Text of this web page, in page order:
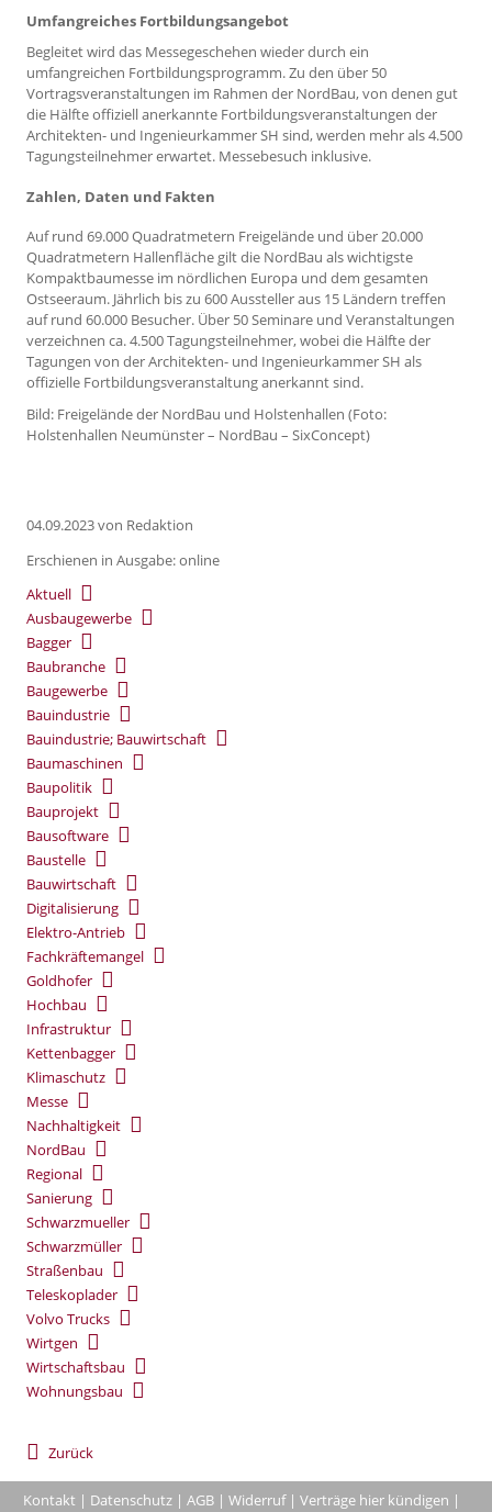
Umfangreiches Fortbildungsangebot
Begleitet wird das Messegeschehen wieder durch ein
umfangreichen Fortbildungsprogramm. Zu den über 50
Vortragsveranstaltungen im Rahmen der NordBau, von denen gut
die Hälfte offiziell anerkannte Fortbildungsveranstaltungen der
Architekten- und Ingenieurkammer SH sind, werden mehr als 4.500
Tagungsteilnehmer erwartet. Messebesuch inklusive.
Zahlen, Daten und Fakten
Auf rund 69.000 Quadratmetern Freigelände und über 20.000
Quadratmetern Hallenfläche gilt die NordBau als wichtigste
Kompaktbaumesse im nördlichen Europa und dem gesamten
Ostseeraum. Jährlich bis zu 600 Aussteller aus 15 Ländern treffen
auf rund 60.000 Besucher. Über 50 Seminare und Veranstaltungen
verzeichnen ca. 4.500 Tagungsteilnehmer, wobei die Hälfte der
Tagungen von der Architekten- und Ingenieurkammer SH als
offizielle Fortbildungsveranstaltung anerkannt sind.
Bild: Freigelände der NordBau und Holstenhallen (Foto:
Holstenhallen Neumünster – NordBau – SixConcept)
04.09.2023von Redaktion
Erschienen in Ausgabe: online
Aktuell
Ausbaugewerbe
Bagger
Baubranche
Baugewerbe
Bauindustrie
Bauindustrie; Bauwirtschaft
Baumaschinen
Baupolitik
Bauprojekt
Bausoftware
Baustelle
Bauwirtschaft
Digitalisierung
Elektro-Antrieb
Fachkräftemangel
Goldhofer
Hochbau
Infrastruktur
Kettenbagger
Klimaschutz
Messe
Nachhaltigkeit
NordBau
Regional
Sanierung
Schwarzmueller
Schwarzmüller
Straßenbau
Teleskoplader
Volvo Trucks
Wirtgen
Wirtschaftsbau
Wohnungsbau
Zurück
Kontakt | Datenschutz | AGB | Widerruf| Verträge hier kündigen |